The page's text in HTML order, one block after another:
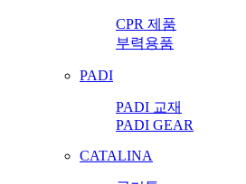
CPR 제품
부력용품
PADI
PADI 교재
PADI GEAR
CATALINA